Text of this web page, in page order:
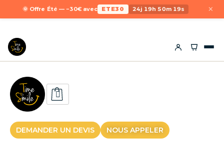
🌞 Offre Été — −30€ avec ETE30 24j 19h 50m 19s ×
DEMANDER UN DEVIS NOUS APPELER